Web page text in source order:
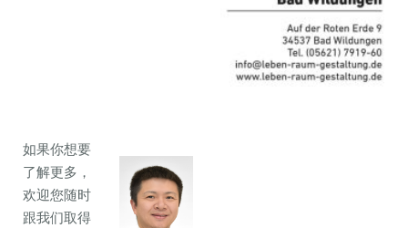
如果你想要
了解更多，
欢迎您随时
跟我们取得